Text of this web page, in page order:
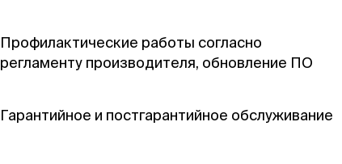
Профилактические работы согласно
регламенту производителя, обновление ПО
Гарантийное и постгарантийное обслуживание